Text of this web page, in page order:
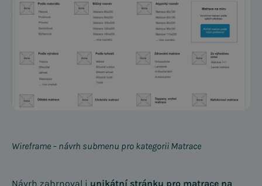
Wireframe – návrh submenu pro kategorii Matrace
Návrh zahrnoval i unikátní stránku pro matrace na